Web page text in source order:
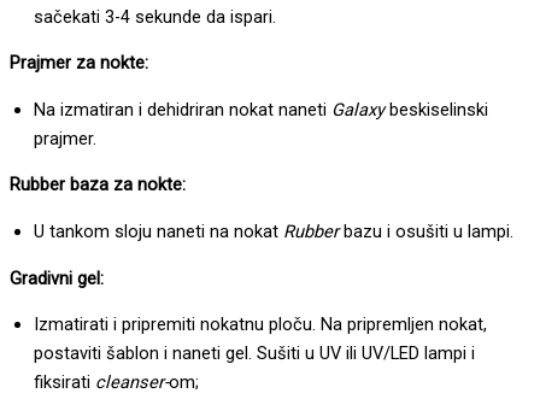
sačekati 3-4 sekunde da ispari.
Prajmer za nokte:
Na izmatiran i dehidriran nokat naneti Galaxybeskiselinski
prajmer.
Rubber baza za nokte:
U tankom sloju naneti na nokat Rubberbazu i osušiti u lampi.
Gradivni gel:
Izmatirati i pripremiti nokatnu ploču. Na pripremljen nokat,
postaviti šablon i naneti gel. Sušiti u UV ili UV/LED lampi i
fiksirati cleanser-om;